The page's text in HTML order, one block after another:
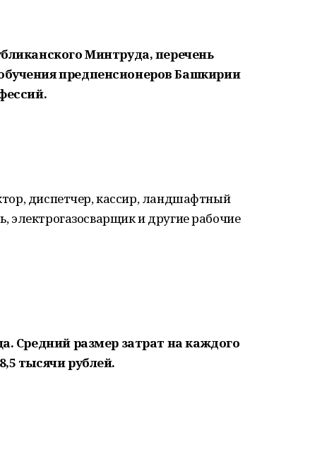
Минтруда, перечень
предпенсионеров Башкирии
диспетчер, кассир, ландшафтный
электрогазосварщик и другие рабочие
Средний размер затрат на каждого
тысячи рублей.